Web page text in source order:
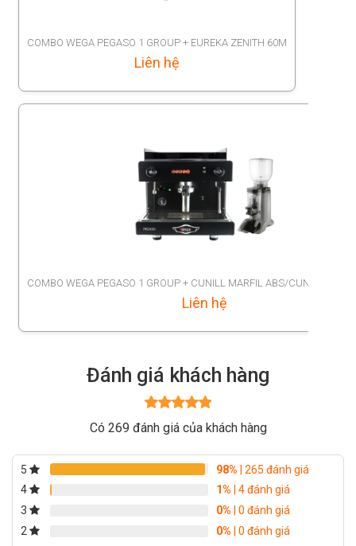
COMBO WEGA PEGASO 1 GROUP + EUREKA ZENITH 60M
Liên hệ
COMBO WEGA PEGASO 1 GROUP + CUNILL MARFIL ABS/CUNILL
Liên hệ
Đánh giá khách hàng
Được xếp
hạng
sao
Có 269 đánh giá của khách hàng
5 98% | 265 đánh giá
4
1% | 4 đánh giá
3
0% | 0 đánh giá
2
0% | 0 đánh giá